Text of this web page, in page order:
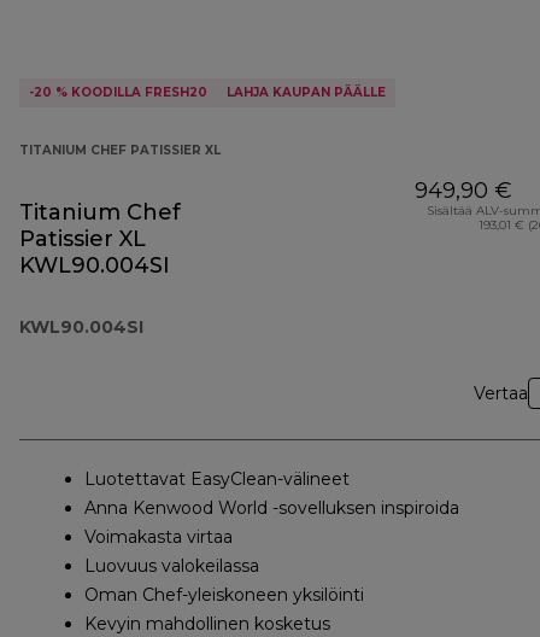
-20 % KOODILLA FRESH20 LAHJA KAUPAN PÄÄLLE
TITANIUM CHEF PATISSIER XL
Titanium Chef
Patissier XL
KWL90.004SI
KWL90.004SI
949,90 €
Sisältää ALV-
193,01 €
Vertaa
Luotettavat EasyClean-välineet
Anna Kenwood World -sovelluksen inspiroida
Voimakasta virtaa
Luovuus valokeilassa
Oman Chef-yleiskoneen yksilöinti
Kevyin mahdollinen kosketus